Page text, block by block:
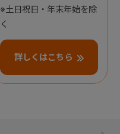
※土日祝日・年末年始を除
く
詳しくはこちら